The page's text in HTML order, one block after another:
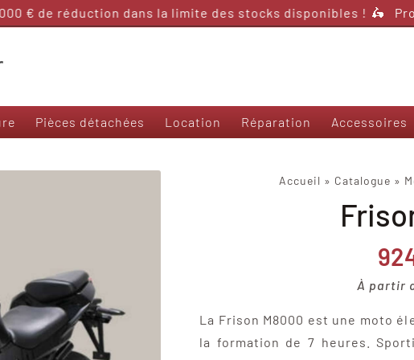
de réduction dans la limite des stocks disponibles ! 🛵
Nos modèles 50 et sans permis
Felo M1
Yadea Ezeego
Yadea S-Like
Yadea C-Umi
Nos
Frison
Frison
Frison
Frison
Felo
Yadea
Pièces détachées Location Réparation Accessoires
Accueil » Catalogue »
À partir
La Frison M8000 est une moto
la formation de 7 heures.